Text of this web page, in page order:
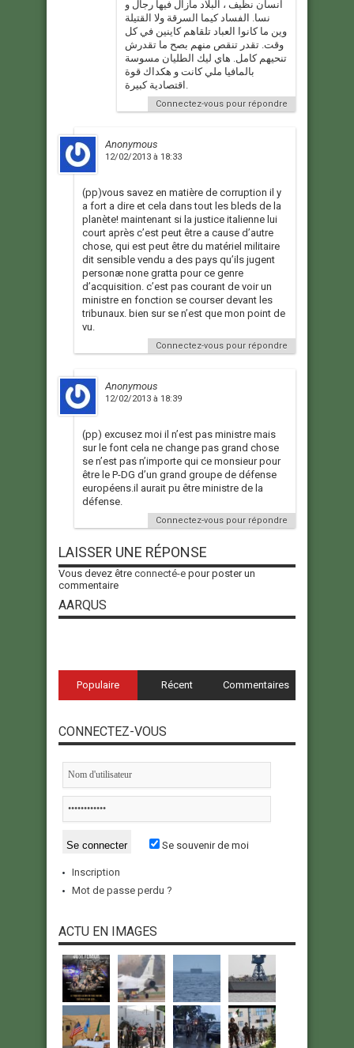
انسان نظيف ، البلاد مازال فيها رجال و
نسا. الفساد كيما السرقة ولا القتيلة
وين ما كانوا العباد تلقاهم كاينين في كل
وقت. تقدر تنقص منهم بصح ما تقدرش
تنحيهم كامل. هاي ليك الطليان مسوسة
بالمافيا ملي كانت و هكداك قوة
اقتصادية كبيرة.
Connectez-vous pour répondre
Anonymous
12/02/2013 à 18:33
(pp)vous savez en matière de corruption il y
a fort a dire et cela dans tout les bleds de la
planète! maintenant si la justice italienne lui
court après c’est peut être a cause d’autre
chose, qui est peut être du matériel militaire
dit sensible vendu a des pays qu’ils jugent
personæ none gratta pour ce genre
d’acquisition. c’est pas courant de voir un
ministre en fonction se courser devant les
tribunaux. bien sur se n’est que mon point de
vu.
Connectez-vous pour répondre
Anonymous
12/02/2013 à 18:39
(pp) excusez moi il n’est pas ministre mais
sur le font cela ne change pas grand chose
se n’est pas n’importe qui ce monsieur pour
être le P-DG d’un grand groupe de défense
européens.il aurait pu être ministre de la
défense.
Connectez-vous pour répondre
LAISSER UNE RÉPONSE
Vous devez être connecté-e pour poster un
commentaire
AARQUS
Populaire Récent Commentaires
CONNECTEZ-VOUS
Se souvenir de moi
Inscription
Mot de passe perdu ?
ACTU EN IMAGES